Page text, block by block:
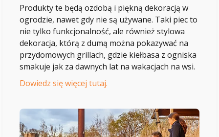
Produkty te będą ozdobą i piękną dekoracją w
ogrodzie, nawet gdy nie są używane. Taki piec to
nie tylko funkcjonalność, ale również stylowa
dekoracja, którą z dumą można pokazywać na
przydomowych grillach, gdzie kiełbasa z ogniska
smakuje jak za dawnych lat na wakacjach na wsi.
Dowiedz się więcej tutaj.